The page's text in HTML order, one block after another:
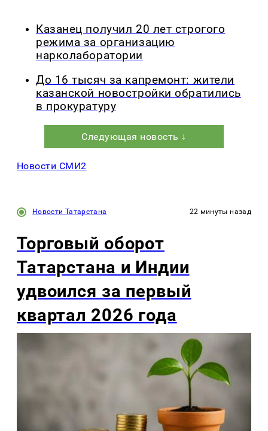
Казанец получил 20 лет строгого
режима за организацию
нарколаборатории
До 16 тысяч за капремонт: жители
казанской новостройки обратились
в прокуратуру
Следующая новость ↓
Новости СМИ2
Новости Татарстана 22 минуты назад
Торговый оборот
Татарстана и Индии
удвоился за первый
квартал 2026 года